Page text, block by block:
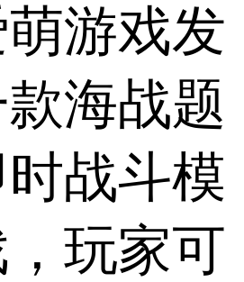
游戏发
海战题
战斗模
玩家可